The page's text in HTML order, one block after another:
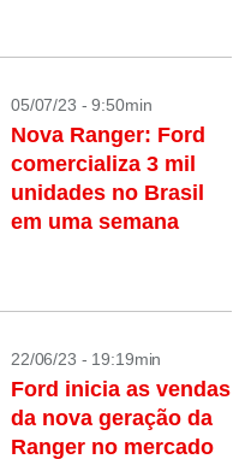
05/07/23 - 9:50min
Nova Ranger: Ford
comercializa 3 mil
unidades no Brasil
em uma semana
22/06/23 - 19:19min
Ford inicia as vendas
da nova geração da
Ranger no mercado